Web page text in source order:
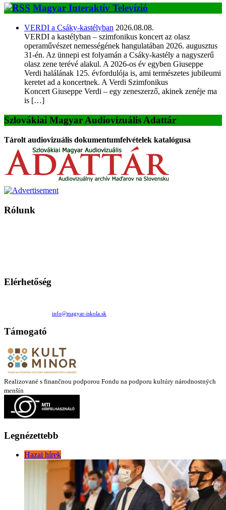
Magyar Interaktív Televízió
VERDI a Csáky-kastélyban 2026.08.08.
VERDI a kastélyban – szimfonikus koncert az olasz
operaművészet nemességének hangulatában 2026. augusztus
31-én. Az ünnepi est folyamán a Csáky-kastély a nagyszerű
olasz zene terévé alakul. A 2026-os év egyben Giuseppe
Verdi halálának 125. évfordulója is, ami természetes jubileumi
keretet ad a koncertnek. A Verdi Szimfonikus
Koncert Giuseppe Verdi – egy zeneszerző, akinek zenéje ma
is […]
Szlovákiai Magyar Audiovizuális Adattár
Tárolt audiovizuális dokumentumfelvételek katalógusa
Rólunk
Elérhetőség
info@magyar-iskola.sk
Támogató
Realizované s finančnou podporou Fondu na podporu kultúry národnostných
menšín
Legnézettebb
Hazai hírek